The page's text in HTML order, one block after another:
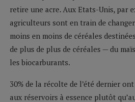
retire une acre. Aux Etats-Unis, par
agriculteurs sont en train de
moins en moins de céréales
de plus de plus de céréales — du
les biocarburants.
30% de la récolte de l’été dernier
aux réservoirs à essence plutôt